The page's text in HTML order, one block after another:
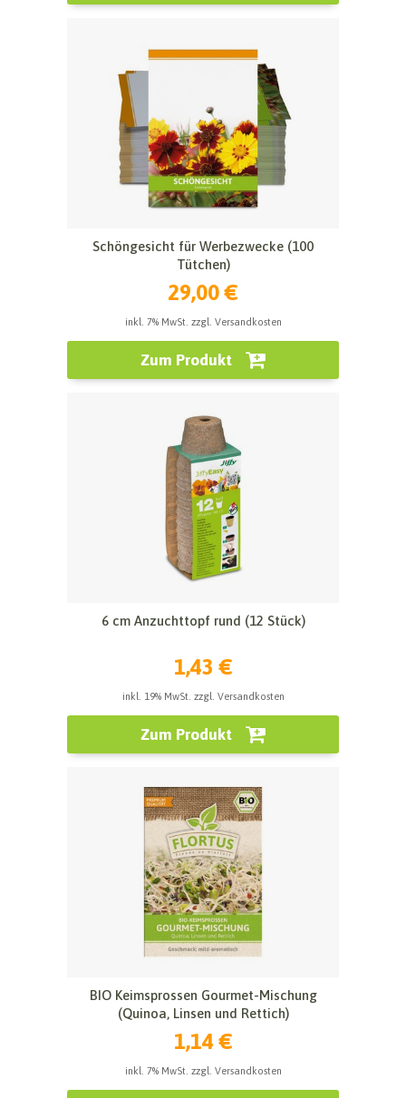
Schöngesicht für Werbezwecke (100
Tütchen)
29,00 €
inkl. 7% MwSt. zzgl. Versandkosten
Zum Produkt
6 cm Anzuchttopf rund (12 Stück)
1,43 €
inkl. 19% MwSt. zzgl. Versandkosten
Zum Produkt
BIO Keimsprossen Gourmet-Mischung
(Quinoa, Linsen und Rettich)
1,14 €
inkl. 7% MwSt. zzgl. Versandkosten